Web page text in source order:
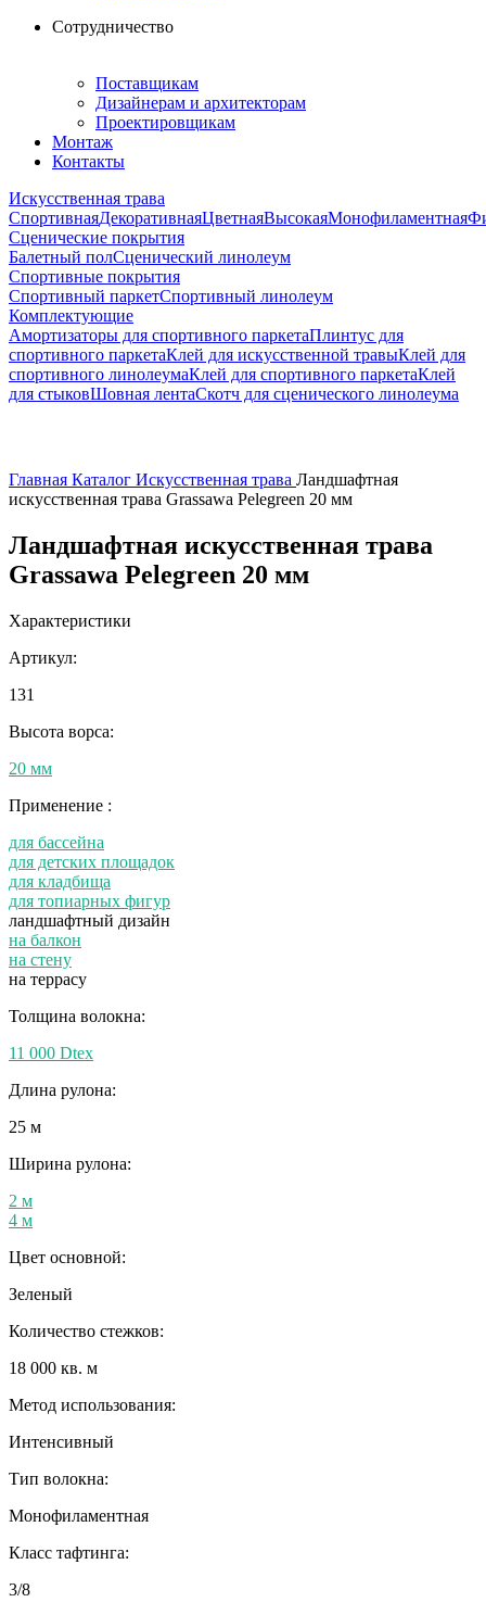
Сотрудничество
Поставщикам
Дизайнерам и архитекторам
Проектировщикам
Монтаж
Контакты
Искусственная трава
СпортивнаяДекоративнаяЦветнаяВысокаяМонофиламентная
Сценические покрытия
Балетный полСценический линолеум
Спортивные покрытия
Спортивный паркетСпортивный линолеум
Комплектующие
Амортизаторы для спортивного паркетаПлинтус для
спортивного паркетаКлей для искусственной травыКлей для
спортивного линолеумаКлей для спортивного паркетаКлей
для стыковШовная лентаСкотч для сценического линолеума
Главная Каталог Искусственная трава Ландшафтная
искусственная трава Grassawa Pelegreen 20 мм
Ландшафтная искусственная трава
Grassawa Pelegreen 20 мм
Характеристики
Артикул:
131
Высота ворса:
20 мм
Применение :
для бассейна
для детских площадок
для кладбища
для топиарных фигур
ландшафтный дизайн
на балкон
на стену
на террасу
Толщина волокна:
11 000 Dtex
Длина рулона:
25 м
Ширина рулона:
2 м
4 м
Цвет основной:
Зеленый
Количество стежков:
18 000 кв. м
Метод использования:
Интенсивный
Тип волокна:
Монофиламентная
Класс тафтинга:
3/8